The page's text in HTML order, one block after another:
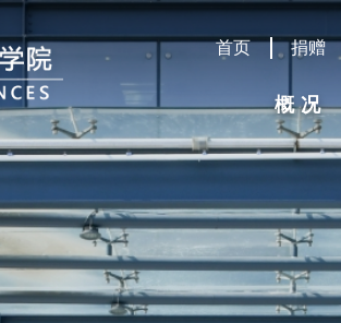
首页 捐赠
概况